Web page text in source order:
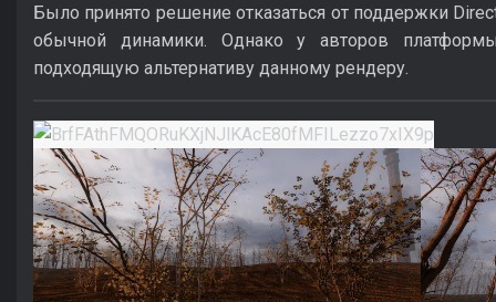
Было принято решение отказаться от поддержки
обычной динамики. Однако у авторов
подходящую альтернативу данному рендеру.